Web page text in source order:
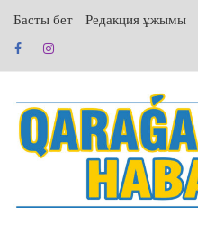
содержанию
Басты бет Редакция ұжымы